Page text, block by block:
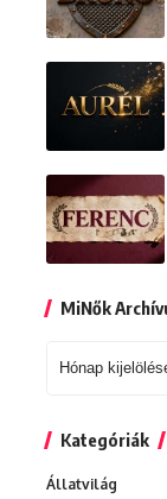
MiNők
MiNők
Kategóriák
Állatvilág